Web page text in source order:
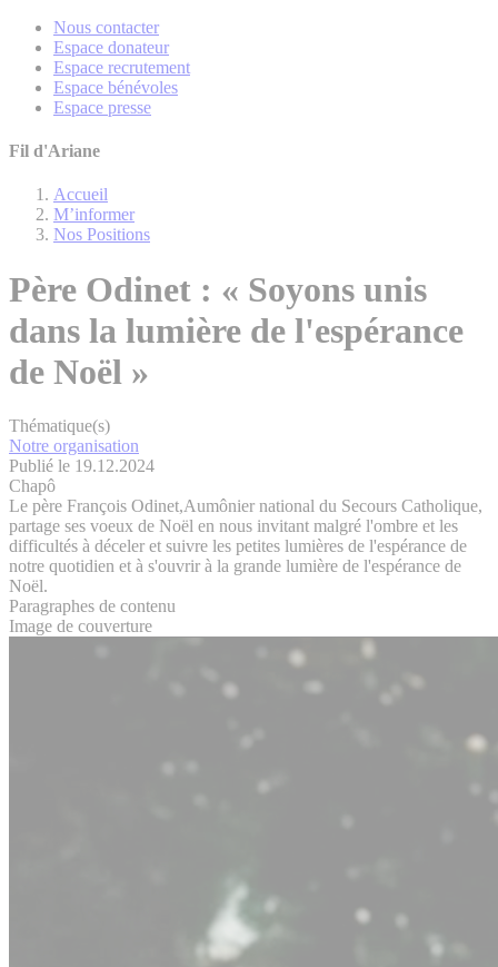
Nous contacter
Espace donateur
Espace recrutement
Espace bénévoles
Espace presse
Fil d'Ariane
Accueil
M’informer
Nos Positions
Père Odinet : « Soyons unis
dans la lumière de l'espérance
de Noël »
Thématique(s)
Notre organisation
Publié le 19.12.2024
Chapô
Le père François Odinet,Aumônier national du Secours Catholique,
partage ses voeux de Noël en nous invitant malgré l'ombre et les
difficultés à déceler et suivre les petites lumières de l'espérance de
notre quotidien et à s'ouvrir à la grande lumière de l'espérance de
Noël.
Paragraphes de contenu
Image de couverture